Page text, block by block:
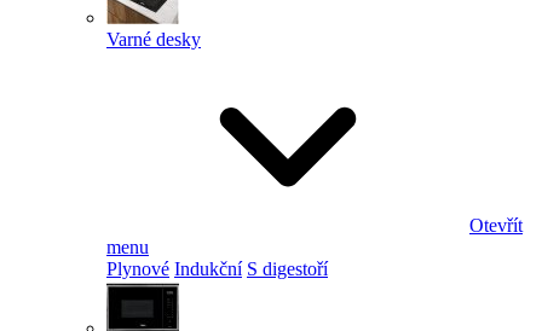
Varné desky
Otevřít
menu
Plynové Indukční S digestoří